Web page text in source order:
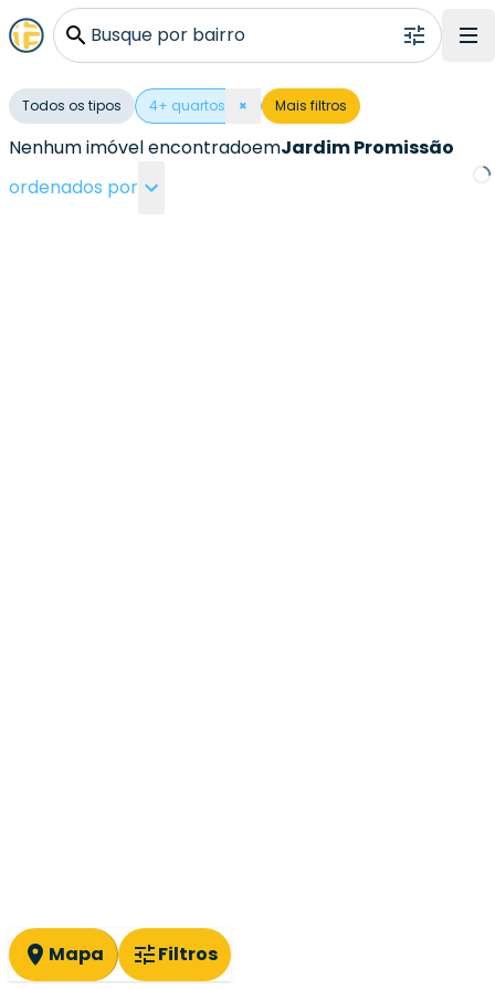
Busque por bairro
Todos os tipos 4+ quartos × Mais filtros
Mapa Filtros
Nenhum imóvel encontradoemJardim Promissão
ordenados por